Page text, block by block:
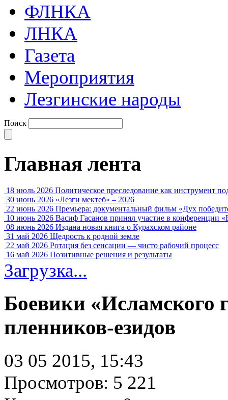
ФЛНКА
ЛНКА
Газета
Мероприятия
Лезгинские народы
Поиск
Главная лента
18 июль 2026 Политическое преследование как инструмент
30 июнь 2026 «Лезги мектеб» – 2026
22 июнь 2026 Премьера: документальный фильм «Дух
10 июнь 2026 Васиф Гасанов принял участие в конференции
08 июнь 2026 Издана новая книга о Курахском районе
31 май 2026 Щедрость к родной земле
22 май 2026 Ротация без сенсации — чисто рабочий процесс
16 май 2026 Позитивные решения и результаты
Загрузка...
Боевики «Исламского
пленников-езидов
03 05 2015, 15:43
Просмотров: 5 221